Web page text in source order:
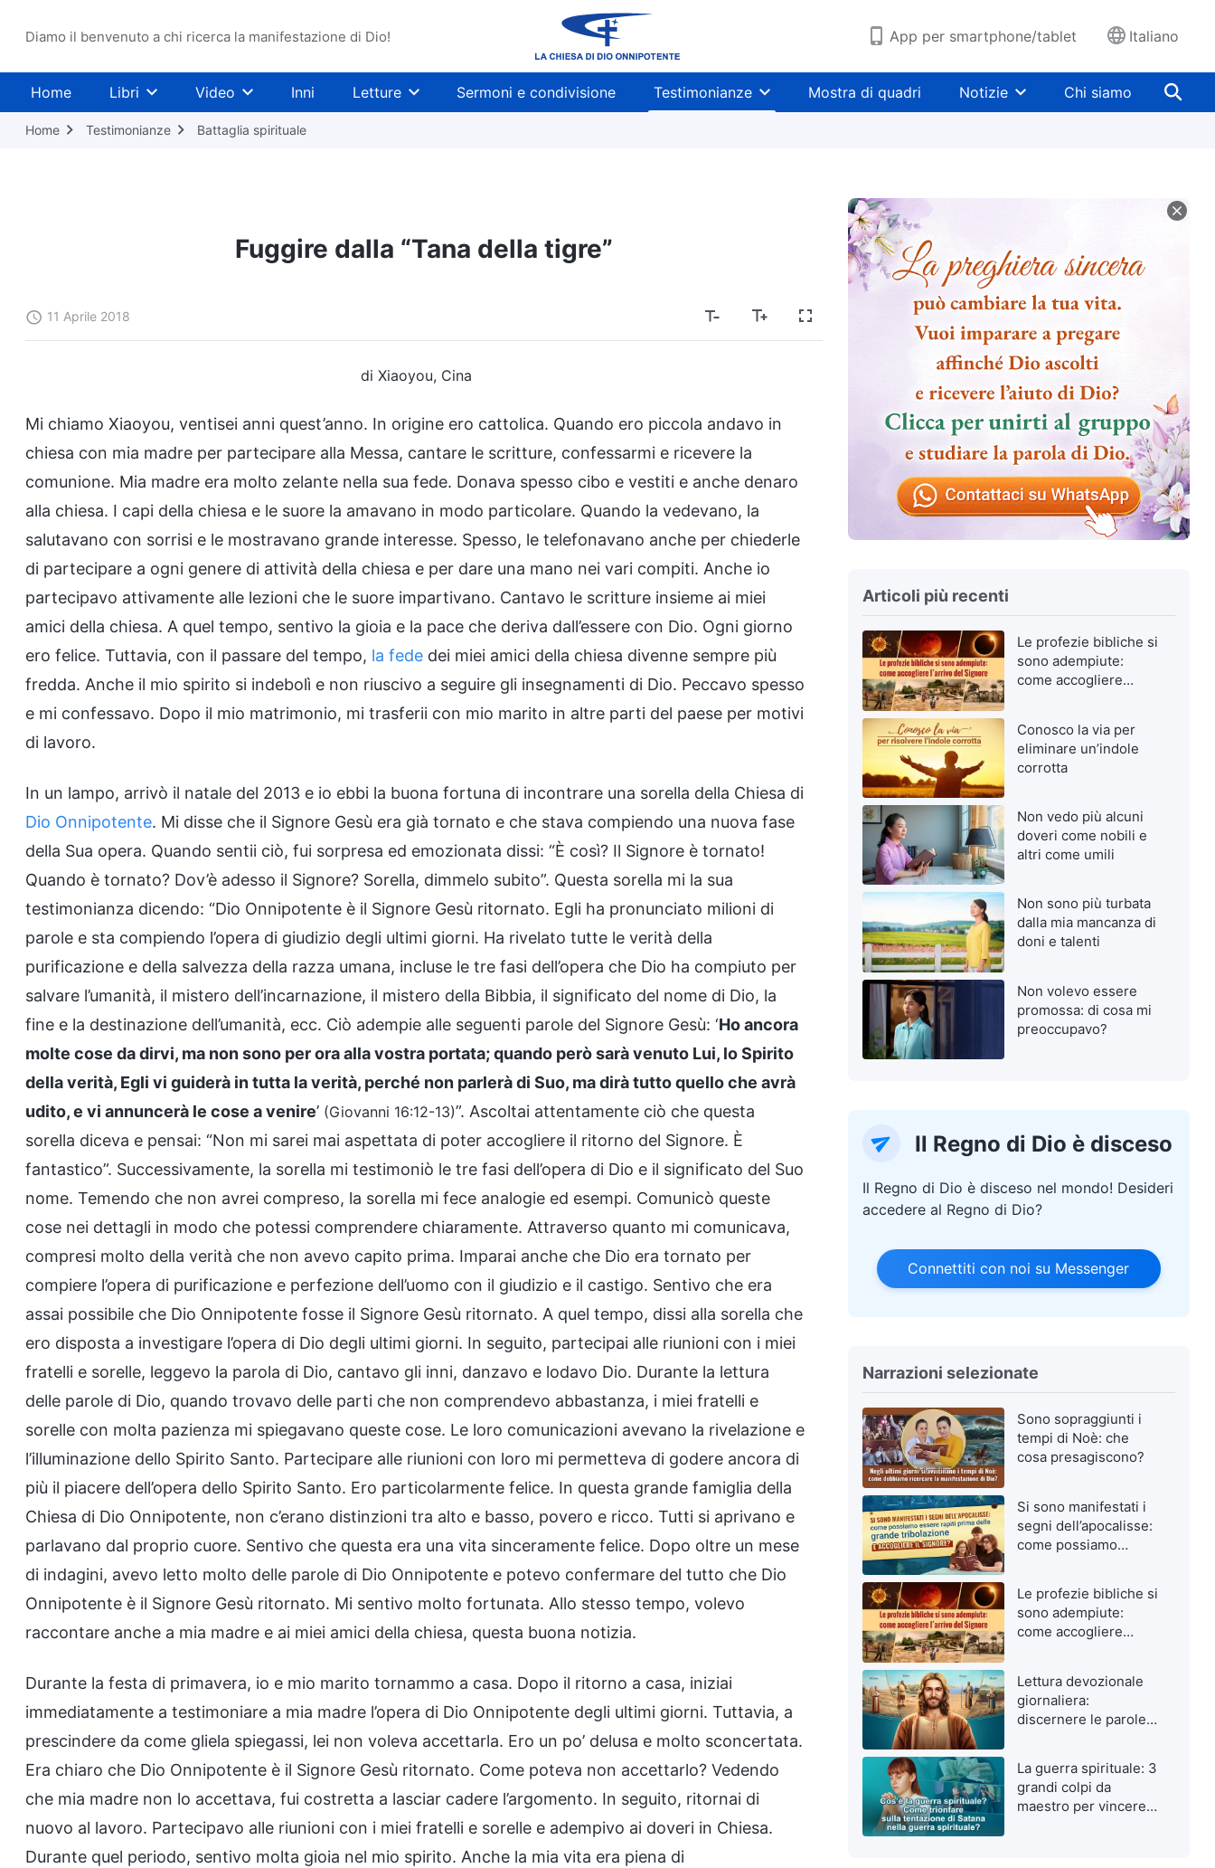
Diamo il benvenuto a chi ricerca la manifestazione di Dio! App per smartphone/tablet Italiano
Home Libri Video Inni Letture Sermoni e condivisione Testimonianze Mostra di quadri Notizie Chi siamo
Home Testimonianze Battaglia spirituale
Fuggire dalla “Tana della tigre”
11 Aprile 2018
di Xiaoyou, Cina
Mi chiamo Xiaoyou, ventisei anni quest’anno. In origine ero cattolica. Quando ero piccola andavo in
chiesa con mia madre per partecipare alla Messa, cantare le scritture, confessarmi e ricevere la
comunione. Mia madre era molto zelante nella sua fede. Donava spesso cibo e vestiti e anche denaro
alla chiesa. I capi della chiesa e le suore la amavano in modo particolare. Quando la vedevano, la
salutavano con sorrisi e le mostravano grande interesse. Spesso, le telefonavano anche per chiederle
di partecipare a ogni genere di attività della chiesa e per dare una mano nei vari compiti. Anche io
partecipavo attivamente alle lezioni che le suore impartivano. Cantavo le scritture insieme ai miei
amici della chiesa. A quel tempo, sentivo la gioia e la pace che deriva dall’essere con Dio. Ogni giorno
ero felice. Tuttavia, con il passare del tempo, la fede dei miei amici della chiesa divenne sempre più
fredda. Anche il mio spirito si indebolì e non riuscivo a seguire gli insegnamenti di Dio. Peccavo spesso
e mi confessavo. Dopo il mio matrimonio, mi trasferii con mio marito in altre parti del paese per motivi
di lavoro.
In un lampo, arrivò il natale del 2013 e io ebbi la buona fortuna di incontrare una sorella della Chiesa di
Dio Onnipotente. Mi disse che il Signore Gesù era già tornato e che stava compiendo una nuova fase
della Sua opera. Quando sentii ciò, fui sorpresa ed emozionata dissi: “È così? Il Signore è tornato!
Quando è tornato? Dov’è adesso il Signore? Sorella, dimmelo subito”. Questa sorella mi la sua
testimonianza dicendo: “Dio Onnipotente è il Signore Gesù ritornato. Egli ha pronunciato milioni di
parole e sta compiendo l’opera di giudizio degli ultimi giorni. Ha rivelato tutte le verità della
purificazione e della salvezza della razza umana, incluse le tre fasi dell’opera che Dio ha compiuto per
salvare l’umanità, il mistero dell’incarnazione, il mistero della Bibbia, il significato del nome di Dio, la
fine e la destinazione dell’umanità, ecc. Ciò adempie alle seguenti parole del Signore Gesù: ‘Ho ancora
molte cose da dirvi, ma non sono per ora alla vostra portata; quando però sarà venuto Lui, lo Spirito
della verità, Egli vi guiderà in tutta la verità, perché non parlerà di Suo, ma dirà tutto quello che avrà
udito, e vi annuncerà le cose a venire’ (Giovanni 16:12-13)”. Ascoltai attentamente ciò che questa
sorella diceva e pensai: “Non mi sarei mai aspettata di poter accogliere il ritorno del Signore. È
fantastico”. Successivamente, la sorella mi testimoniò le tre fasi dell’opera di Dio e il significato del Suo
nome. Temendo che non avrei compreso, la sorella mi fece analogie ed esempi. Comunicò queste
cose nei dettagli in modo che potessi comprendere chiaramente. Attraverso quanto mi comunicava,
compresi molto della verità che non avevo capito prima. Imparai anche che Dio era tornato per
compiere l’opera di purificazione e perfezione dell’uomo con il giudizio e il castigo. Sentivo che era
assai possibile che Dio Onnipotente fosse il Signore Gesù ritornato. A quel tempo, dissi alla sorella che
ero disposta a investigare l’opera di Dio degli ultimi giorni. In seguito, partecipai alle riunioni con i miei
fratelli e sorelle, leggevo la parola di Dio, cantavo gli inni, danzavo e lodavo Dio. Durante la lettura
delle parole di Dio, quando trovavo delle parti che non comprendevo abbastanza, i miei fratelli e
sorelle con molta pazienza mi spiegavano queste cose. Le loro comunicazioni avevano la rivelazione e
l’illuminazione dello Spirito Santo. Partecipare alle riunioni con loro mi permetteva di godere ancora di
più il piacere dell’opera dello Spirito Santo. Ero particolarmente felice. In questa grande famiglia della
Chiesa di Dio Onnipotente, non c’erano distinzioni tra alto e basso, povero e ricco. Tutti si aprivano e
parlavano dal proprio cuore. Sentivo che questa era una vita sinceramente felice. Dopo oltre un mese
di indagini, avevo letto molto delle parole di Dio Onnipotente e potevo confermare del tutto che Dio
Onnipotente è il Signore Gesù ritornato. Mi sentivo molto fortunata. Allo stesso tempo, volevo
raccontare anche a mia madre e ai miei amici della chiesa, questa buona notizia.
Durante la festa di primavera, io e mio marito tornammo a casa. Dopo il ritorno a casa, iniziai
immediatamente a testimoniare a mia madre l’opera di Dio Onnipotente degli ultimi giorni. Tuttavia, a
prescindere da come gliela spiegassi, lei non voleva accettarla. Ero un po’ delusa e molto sconcertata.
Era chiaro che Dio Onnipotente è il Signore Gesù ritornato. Come poteva non accettarlo? Vedendo
che mia madre non lo accettava, fui costretta a lasciar cadere l’argomento. In seguito, ritornai di
nuovo al lavoro. Partecipavo alle riunioni con i miei fratelli e sorelle e adempivo ai doveri in Chiesa.
Durante quel periodo, sentivo molta gioia nel mio spirito. Anche la mia vita era piena di
Articoli più recenti
Le profezie bibliche si
sono adempiute:
come accogliere
Conosco la via per
eliminare un’indole
corrotta
Non vedo più alcuni
doveri come nobili e
altri come umili
Non sono più turbata
dalla mia mancanza di
doni e talenti
Non volevo essere
promossa: di cosa mi
preoccupavo?
Il Regno di Dio è disceso
Il Regno di Dio è disceso nel mondo! Desideri
accedere al Regno di Dio?
Connettiti con noi su Messenger
Narrazioni selezionate
Sono sopraggiunti i
tempi di Noè: che
cosa presagiscono?
Si sono manifestati i
segni dell’apocalisse:
come possiamo
tribolazione e
accogliere il Signore?
Le profezie bibliche si
sono adempiute:
come accogliere
Lettura devozionale
giornaliera:
discernere le parole
La guerra spirituale: 3
grandi colpi da
maestro per vincere